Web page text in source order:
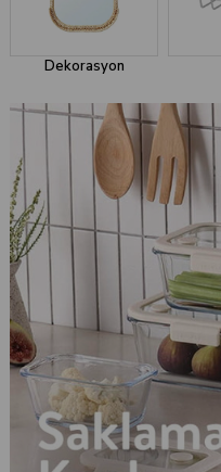
Dekorasyon